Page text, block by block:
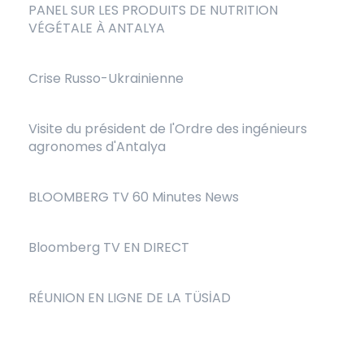
PANEL SUR LES PRODUITS DE NUTRITION
VÉGÉTALE À ANTALYA
Crise Russo-Ukrainienne
Visite du président de l'Ordre des ingénieurs
agronomes d'Antalya
BLOOMBERG TV 60 Minutes News
Bloomberg TV EN DIRECT
RÉUNION EN LIGNE DE LA TÜSİAD